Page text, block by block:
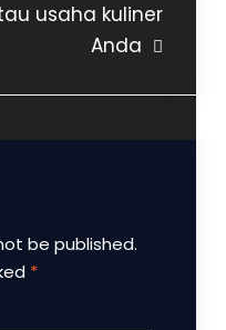
usaha kuliner
Anda
be published.
*